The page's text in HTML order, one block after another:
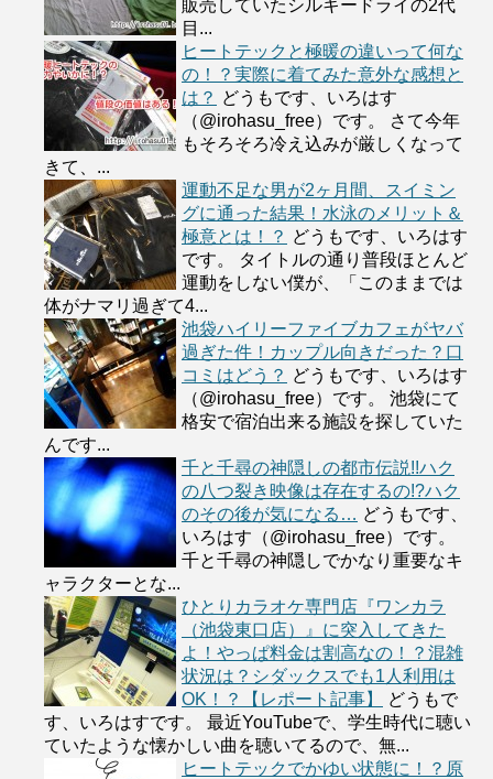
販売していたシルキードライの2代
目...
ヒートテックと極暖の違いって何な
の！？実際に着てみた意外な感想と
は？ どうもです、いろはす
（@irohasu_free）です。 さて今年
もそろそろ冷え込みが厳しくなって
きて、...
運動不足な男が2ヶ月間、スイミン
グに通った結果！水泳のメリット＆
極意とは！？ どうもです、いろはす
です。 タイトルの通り普段ほとんど
運動をしない僕が、「このままでは
体がナマリ過ぎて4...
池袋ハイリーファイブカフェがヤバ
過ぎた件！カップル向きだった？口
コミはどう？ どうもです、いろはす
（@irohasu_free）です。 池袋にて
格安で宿泊出来る施設を探していた
んです...
千と千尋の神隠しの都市伝説!!ハク
の八つ裂き映像は存在するの!?ハク
のその後が気になる… どうもです、
いろはす（@irohasu_free）です。
千と千尋の神隠しでかなり重要なキ
ャラクターとな...
ひとりカラオケ専門店『ワンカラ
（池袋東口店）』に突入してきた
よ！やっぱ料金は割高なの！？混雑
状況は？シダックスでも1人利用は
OK！？【レポート記事】
どうもで
す、いろはすです。 最近YouTubeで、学生時代に聴い
ていたような懐かしい曲を聴いてるので、無...
ヒートテックでかゆい状態に！？原